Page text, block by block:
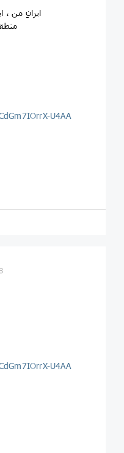
‏ایرانِ من ،
U4AA
U4AA